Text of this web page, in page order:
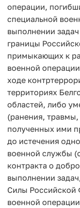
операции,
специальной
выполнении
границы
примыкающих к
военной
ходе
территориях
областей, либо
(ранения, травмы,
полученных ими
до истечения
военной службы
контракта о
выполнении
Силы Российской
военной